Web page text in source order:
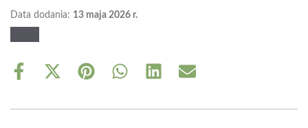
Data dodania: 13 maja 2026 r.
Share
Share
(Twitter)
Share Share Share Share